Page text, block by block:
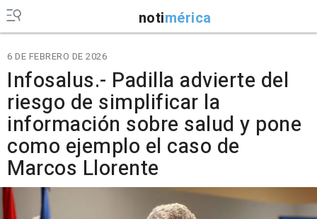
notimérica
6 DE FEBRERO DE 2026
Infosalus.- Padilla advierte del
riesgo de simplificar la
información sobre salud y pone
como ejemplo el caso de
Marcos Llorente